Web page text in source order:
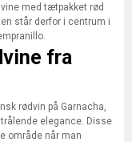
med tætpakket rød
står derfor i centrum i
fra
rødvin på Garnacha,
elegance. Disse
område når man